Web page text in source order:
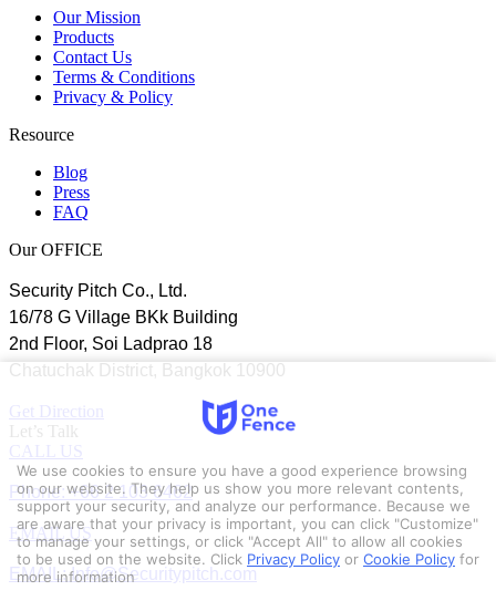
Our Mission
Products
Contact Us
Terms & Conditions
Privacy & Policy
Resource
Blog
Press
FAQ
Our OFFICE
Security Pitch Co., Ltd.
16/78 G Village BKk Building
2nd Floor, Soi Ladprao 18
Chatuchak District, Bangkok 10900
Get Direction
Let’s Talk
CALL US
Phone: +66 2 103 6462
EMAIL US
EMAIL: Info@Securitypitch.com
We use cookies to ensure you have a good experience browsing
on our website. They help us show you more relevant contents,
support your security, and analyze our performance. Because we
are aware that your privacy is important, you can click "Customize"
to manage your settings, or click "Accept All" to allow all cookies
to be used on the website. Click Privacy Policy or Cookie Policy for
more information